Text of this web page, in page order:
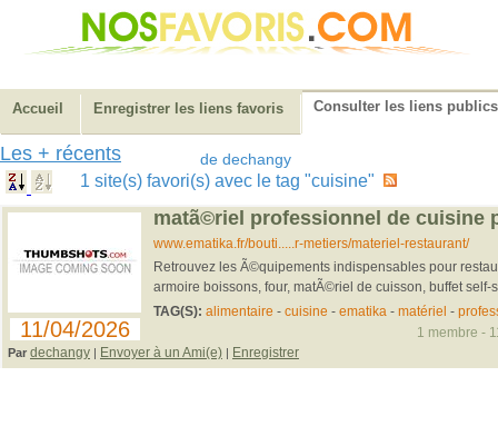
Accueil Enregistrer les liens favoris Consulter les liens publics
Les + récents de dechangy
1 site(s) favori(s) avec le tag "cuisine"
11/04/2026
matã©riel professionnel de cuisine
www.ematika.fr/bouti.....r-metiers/materiel-restaurant/
Retrouvez les Ã©quipements indispensables pour
armoire boissons, four, matÃ©riel de cuisson, buffet self-
TAG(S): alimentaire - cuisine - ematika - matériel -
Par dechangy | Envoyer à un Ami(e) | Enregistrer
1 membre -